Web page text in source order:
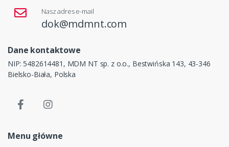
Nasz adres e-mail
dok@mdmnt.com
Dane kontaktowe
NIP: 5482614481, MDM NT sp. z o.o., Bestwińska 143, 43-346
Bielsko-Biała, Polska
Menu główne